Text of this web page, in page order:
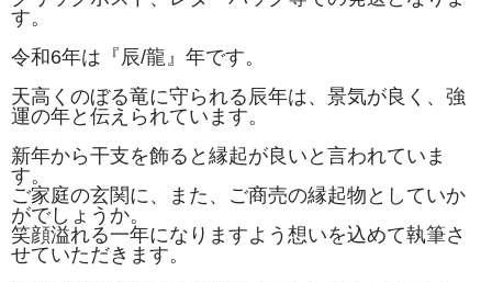
す。
令和6年は『辰/龍』年です。
天高くのぼる竜に守られる辰年は、景気が良く、強
運の年と伝えられています。
新年から干支を飾ると縁起が良いと言われていま
す。
ご家庭の玄関に、また、ご商売の縁起物としていか
がでしょうか。
笑顔溢れる一年になりますよう想いを込めて執筆さ
せていただきます。